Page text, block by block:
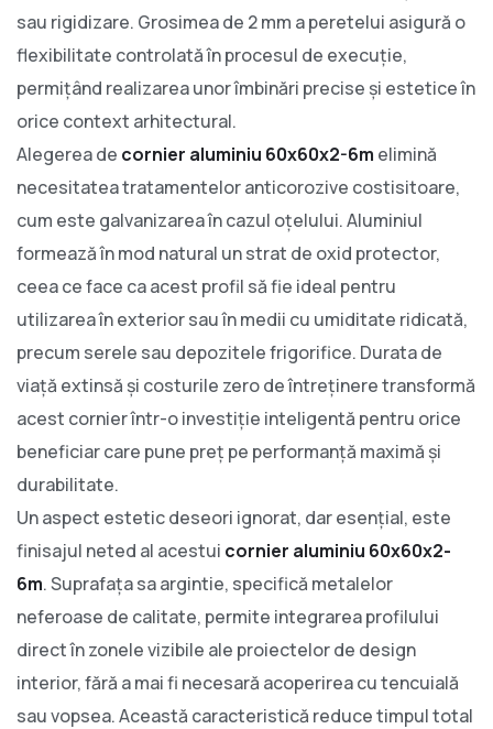
sau rigidizare. Grosimea de 2 mm a peretelui asigură o
flexibilitate controlată în procesul de execuție,
permițând realizarea unor îmbinări precise și estetice în
orice context arhitectural.
Alegerea de cornier aluminiu 60x60x2-6m elimină
necesitatea tratamentelor anticorozive costisitoare,
cum este galvanizarea în cazul oțelului. Aluminiul
formează în mod natural un strat de oxid protector,
ceea ce face ca acest profil să fie ideal pentru
utilizarea în exterior sau în medii cu umiditate ridicată,
precum serele sau depozitele frigorifice. Durata de
viață extinsă și costurile zero de întreținere transformă
acest cornier într-o investiție inteligentă pentru orice
beneficiar care pune preț pe performanță maximă și
durabilitate.
Un aspect estetic deseori ignorat, dar esențial, este
finisajul neted al acestui cornier aluminiu 60x60x2-
6m. Suprafața sa argintie, specifică metalelor
neferoase de calitate, permite integrarea profilului
direct în zonele vizibile ale proiectelor de design
interior, fără a mai fi necesară acoperirea cu tencuială
sau vopsea. Această caracteristică reduce timpul total